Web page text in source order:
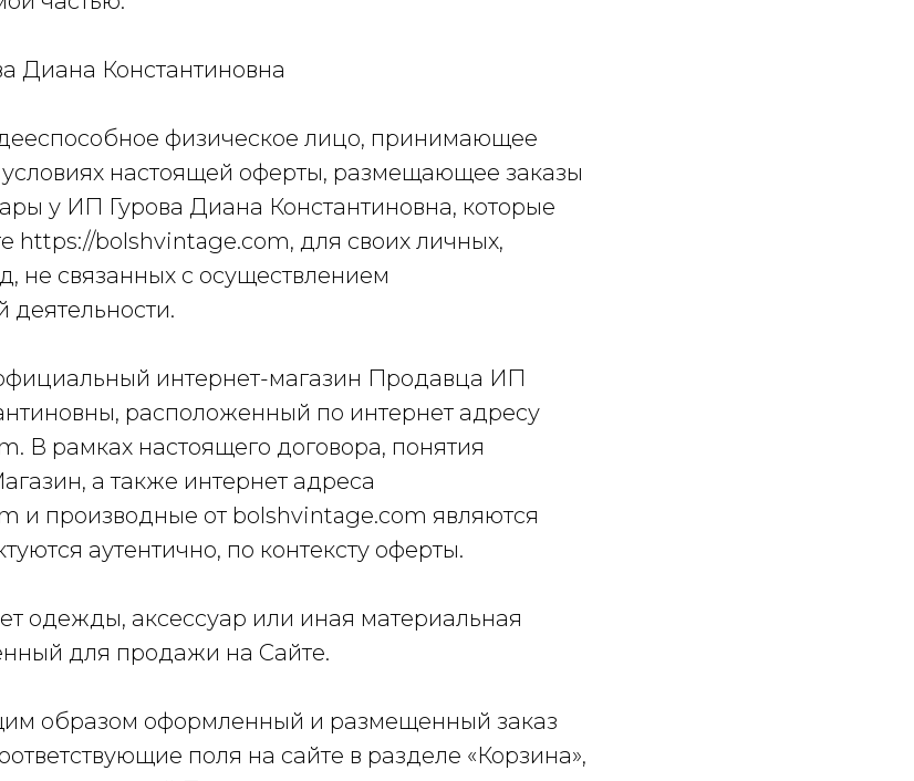
Диана Константиновна
физическое лицо, принимающее
настоящей оферты, размещающее заказы
у ИП Гурова Диана Константиновна, которые
https://bolshvintage.com, для своих личных,
не связанных с осуществлением
деятельности.
интернет-магазин Продавца ИП
расположенный по интернет адресу
В рамках настоящего договора, понятия
а также интернет адреса
и производные от bolshvintage.com являются
аутентично, по контексту оферты.
одежды, аксессуар или иная материальная
для продажи на Сайте.
образом оформленный и размещенный заказ
поля на сайте в разделе «Корзина»,